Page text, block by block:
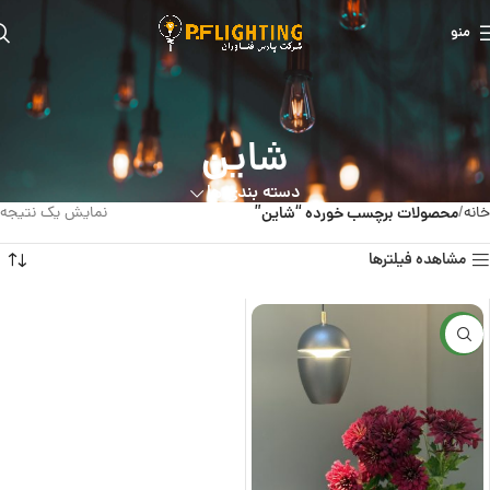
منو
شاین
دسته بندی ها
خانه محصولات برچسب خورده “شاین” نمایش یک نتیجه
مشاهده فیلترها
جدید